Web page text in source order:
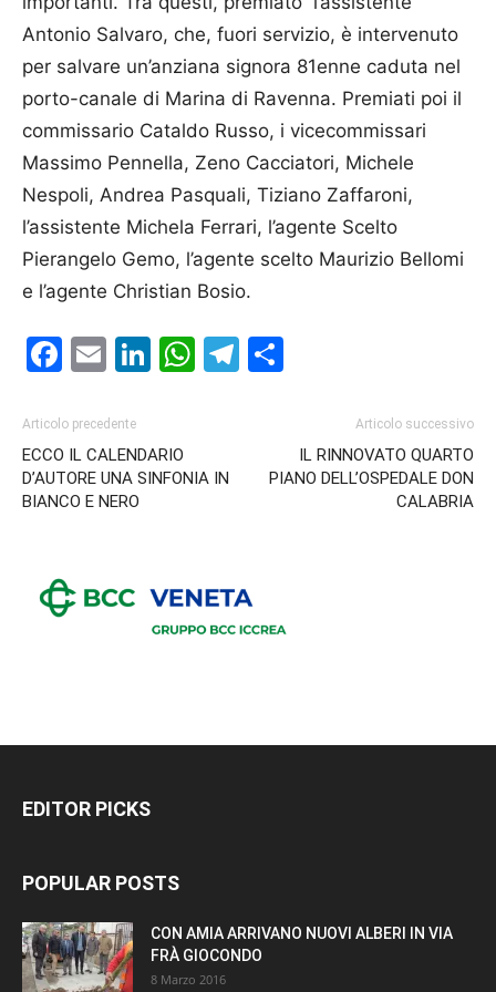
Antonio Salvaro, che, fuori servizio, è intervenuto
per salvare un’anziana signora 81enne caduta nel
porto-canale di Marina di Ra­venna. Pre­miati poi il
commissario Ca­taldo Russo, i vicecommissari
Massimo Pennella, Zeno Cac­cia­tori, Michele
Nespoli, An­drea Pasquali, Tiziano Zaffa­roni,
l’assistente Michela Ferrari, l’agente Scelto
Pierangelo Ge­mo, l’agente scelto Maurizio Bellomi
e l’agente Christian Bosio.
Facebook
EmailLinkedIn
WhatsApp
Telegram
Articolo precedente
ECCO IL CALENDARIO
D’AUTORE UNA SINFONIA IN
BIANCO E NERO
Articolo successivo
IL RINNOVATO QUARTO
PIANO DELL’OSPEDALE DON
CALABRIA
EDITOR PICKS
POPULAR POSTS
CON AMIA ARRIVANO NUOVI ALBERI IN VIA
FRÀ GIOCONDO
8 Marzo 2016